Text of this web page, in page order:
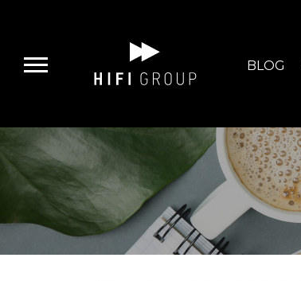
E-BOUTIQUE
HIFI GROUP
MAGASINS
BLOG